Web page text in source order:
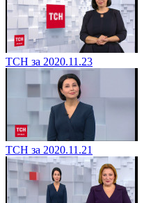
ТСН за 2020.11.23
ТСН за 2020.11.21